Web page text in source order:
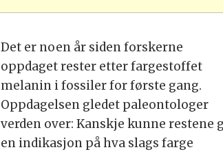
Det er noen år siden forskerne
oppdaget rester etter fargestoffet
melanin i fossiler for første gang.
Oppdagelsen gledet paleontologer
verden over: Kanskje kunne restene
en indikasjon på hva slags farge